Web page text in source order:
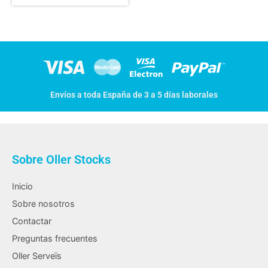
Envíos a toda España de 3 a 5 días laborales
Sobre Oller Stocks
Inicio
Sobre nosotros
Contactar
Preguntas frecuentes
Oller Serveïs